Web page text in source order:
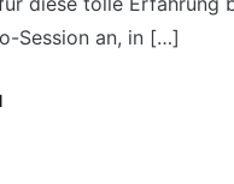
Session an, in […]